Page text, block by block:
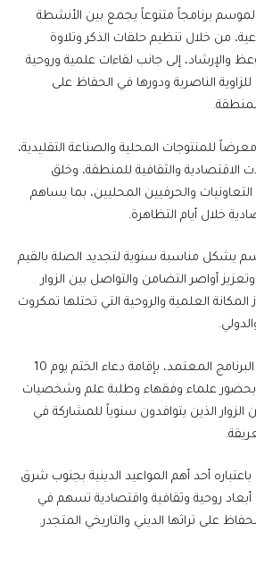
برنامجاً متنوعاً يجمع بين الأنشطة
من خلال تنظيم حلقات الذكر وتلاوة
والإرشاد، إلى جانب لقاءات علمية وروحية
الناصرية ودورها في الحفاظ على
للمنتوجات المحلية والصناعة التقليدية،
الاقتصادية والثقافية للمنطقة، وخلق
والحرفيين المحليين، بما يساهم
خلال أيام التظاهرة.
يشكل مناسبة سنوية لتجديد الصلة بالقيم
وتعزيز أواصر التضامن والتواصل بين الزوار
المكانة العلمية والروحية التي تحتلها تمكروت
وسيُختتم الموسم، وفق البرنامج المعتمد، بإقامة دعاء الختم يوم 10
علماء وفقهاء وطلبة علم وشخصيات
الذين يتوافدون سنوياً للمشاركة في
أحد أهم المواعيد الدينية بجنوب شرق
روحية وثقافية واقتصادية تسهم في
على تراثها الديني والتاريخي المتجدر.